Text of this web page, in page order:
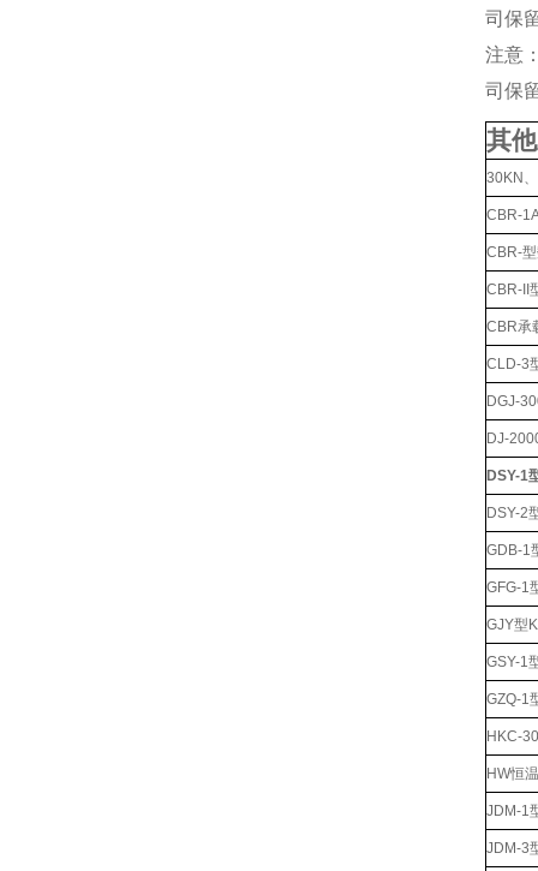
司保
注意
司保
其
30KN
CBR-
CBR-
CBR-II
CBR承
CLD-3
DGJ-
DJ-
DSY-1
DSY-2
GDB-1
GFG-1
GJY型
GSY-1
GZQ-1
HKC-
HW恒
JDM-1
JDM-3